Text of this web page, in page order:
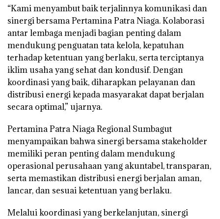
“Kami menyambut baik terjalinnya komunikasi dan
sinergi bersama Pertamina Patra Niaga. Kolaborasi
antar lembaga menjadi bagian penting dalam
mendukung penguatan tata kelola, kepatuhan
terhadap ketentuan yang berlaku, serta terciptanya
iklim usaha yang sehat dan kondusif. Dengan
koordinasi yang baik, diharapkan pelayanan dan
distribusi energi kepada masyarakat dapat berjalan
secara optimal,” ujarnya.
Pertamina Patra Niaga Regional Sumbagut
menyampaikan bahwa sinergi bersama stakeholder
memiliki peran penting dalam mendukung
operasional perusahaan yang akuntabel, transparan,
serta memastikan distribusi energi berjalan aman,
lancar, dan sesuai ketentuan yang berlaku.
Melalui koordinasi yang berkelanjutan, sinergi